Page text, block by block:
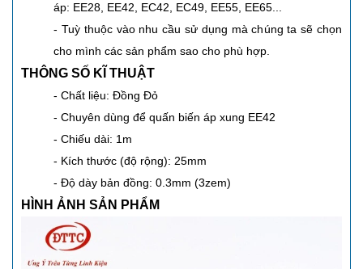
áp: EE28, EE42, EC42, EC49, EE55, EE65...
- Tuỳ thuộc vào nhu cầu sử dụng mà chúng ta sẽ chọn
cho mình các sản phẩm sao cho phù hợp.
THÔNG SỐ KĨ THUẬT
- Chất liệu: Đồng Đỏ
- Chuyên dùng để quấn biến áp xung EE42
- Chiếu dài: 1m
- Kích thước (độ rộng): 25mm
- Độ dày bản đồng: 0.3mm (3zem)
HÌNH ẢNH SẢN PHẨM